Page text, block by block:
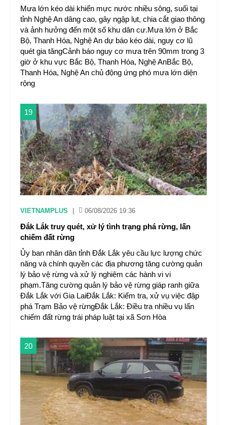
Mưa lớn kéo dài khiến mực nước nhiều sông, suối tại
tỉnh Nghệ An dâng cao, gây ngập lụt, chia cắt giao thông
và ảnh hưởng đến một số khu dân cư.Mưa lớn ở Bắc
Bộ, Thanh Hóa, Nghệ An dự báo kéo dài, nguy cơ lũ
quét gia tăngCảnh báo nguy cơ mưa trên 90mm trong 3
giờ ở khu vực Bắc Bộ, Thanh Hóa, Nghệ AnBắc Bộ,
Thanh Hóa, Nghệ An chủ động ứng phó mưa lớn diện
rộng
19
VIETNAMPLUS 06/08/2026 19:36
Đắk Lắk truy quét, xử lý tình trạng phá rừng, lấn
chiếm đất rừng
Ủy ban nhân dân tỉnh Đắk Lắk yêu cầu lực lượng chức
năng và chính quyền các địa phương tăng cường quản
lý bảo vệ rừng và xử lý nghiêm các hành vi vi
phạm.Tăng cường quản lý bảo vệ rừng giáp ranh giữa
Đắk Lắk với Gia LaiĐắk Lắk: Kiểm tra, xử vụ việc đập
phá Trạm Bảo vệ rừngĐắk Lắk: Điều tra nhiều vụ lấn
chiếm đất rừng trái pháp luật tại xã Sơn Hòa
20